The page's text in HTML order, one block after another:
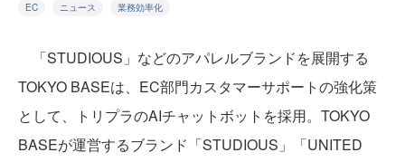
EC ニュース 業務効率化
「STUDIOUS」などのアパレルブランドを展開する
TOKYO BASEは、EC部門カスタマーサポートの強化策
として、トリプラのAIチャットボットを採用。TOKYO
BASEが運営するブランド「STUDIOUS」「UNITED